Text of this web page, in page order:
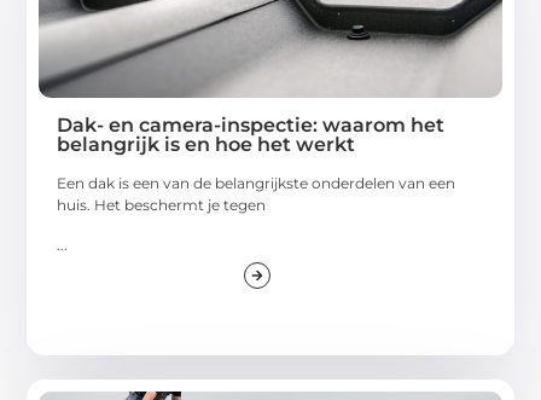
Dak- en camera-inspectie: waarom het
belangrijk is en hoe het werkt
Een dak is een van de belangrijkste onderdelen van een
huis. Het beschermt je tegen